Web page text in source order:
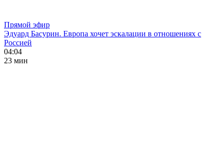
Прямой эфир
Эдуард Басурин. Европа хочет эскалации в отношениях с
Россией
04:04
23 мин